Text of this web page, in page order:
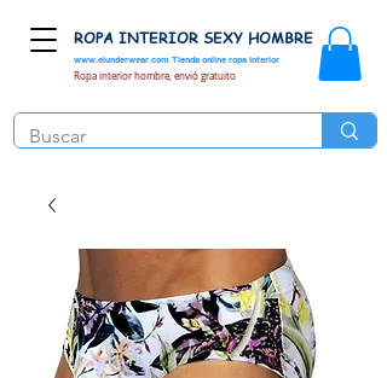
www.elunderwear.com Tienda online ropa interior
ROPA INTERIOR SEXY HOMBRE
Ropa interior hombre, envió gratuito